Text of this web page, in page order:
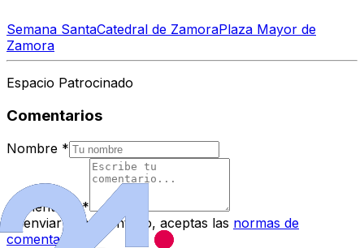
Semana SantaCatedral de ZamoraPlaza Mayor de
Zamora
Espacio Patrocinado
Comentarios
Nombre *
Comentario
*
Al enviar tu comentario, aceptas las normas de
comentarios